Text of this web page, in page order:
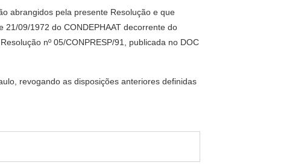
abrangidos pela presente Resolução e que
09/1972 do CONDEPHAAT decorrente do
nº 05/CONPRESP/91, publicada no DOC
revogando as disposições anteriores definidas